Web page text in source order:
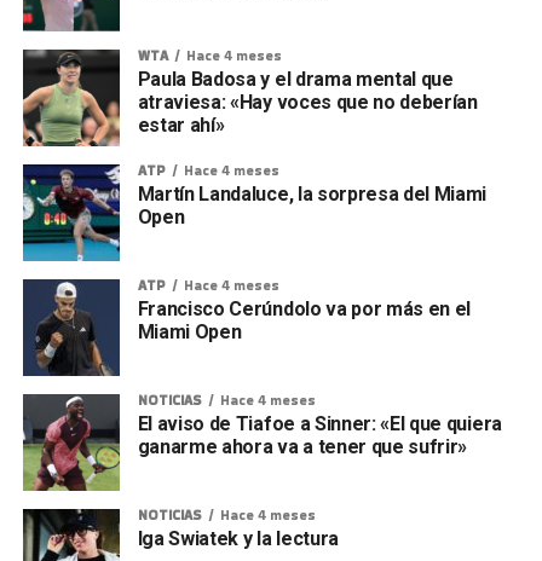
WTA Hace 4 meses
Paula Badosa y el drama mental que
atraviesa: «Hay voces que no deberían
estar ahí»
ATP Hace 4 meses
Martín Landaluce, la sorpresa del Miami
Open
ATP Hace 4 meses
Francisco Cerúndolo va por más en el
Miami Open
NOTICIAS Hace 4 meses
El aviso de Tiafoe a Sinner: «El que quiera
ganarme ahora va a tener que sufrir»
NOTICIAS Hace 4 meses
Iga Swiatek y la lectura